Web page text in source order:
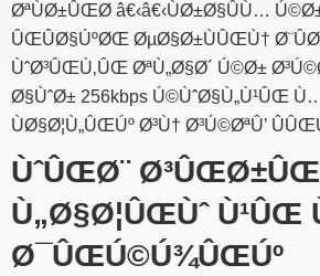
ØªÙØ±ÛŒØ­ â€‹â€‹ÙØ±Ø§ÛÙ… Ú©Ø±
ÛŒÛØ§ÚºØŒ ØµØ§Ø±ÙÛŒÙ†
ÙˆØ³ÛŒÙ‚ÛŒ ØªÙ„Ø§Ø´ Ú©Ø±
Ø§ÙˆØ± 256kbps Ú©ÙˆØ§Ù„Ù¹ÛŒ
ÙØ§Ø¦Ù„ÛŒÚº Ø³Ù† Ø³Ú©ØªÛ’
ÙˆÛŒØ¨
Ù„Ø§Ø¦ÛŒÙˆ Ù¹ÛŒ
Ø¯ÛŒÚ©Ú¾ÛŒÚº